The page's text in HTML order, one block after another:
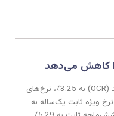
کاهش می‌دهد
کیوی‌بانک در پی کاهش نرخ رسمی وجه نقد (OCR) به 3.25٪، نرخ‌های
ویژه ثابت یک‌ساله به